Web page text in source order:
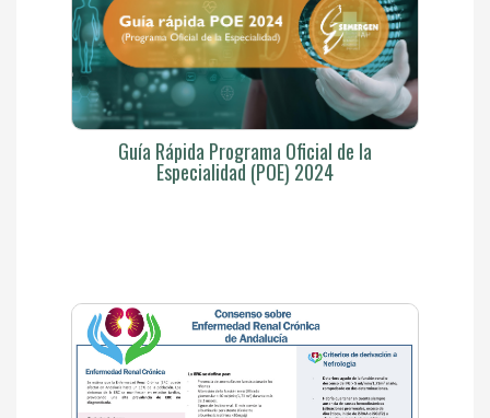
Guía Rápida Programa Oficial de la
Especialidad (POE) 2024